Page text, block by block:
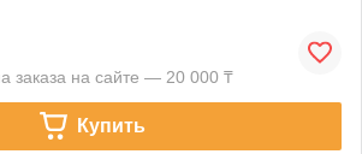
заказа на сайте — 20 000 ₸
Купить